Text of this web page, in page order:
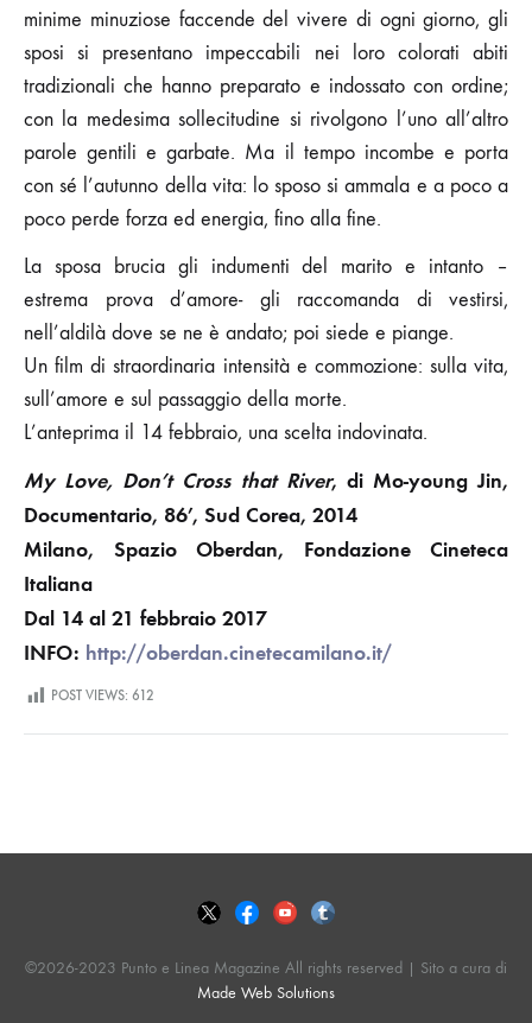
minime minuziose faccende del vivere di ogni giorno, gli
sposi si presentano impeccabili nei loro colorati abiti
tradizionali che hanno preparato e indossato con ordine;
con la medesima sollecitudine si rivolgono l’uno all’altro
parole gentili e garbate. Ma il tempo incombe e porta
con sé l’autunno della vita: lo sposo si ammala e a poco a
poco perde forza ed energia, fino alla fine.
La sposa brucia gli indumenti del marito e intanto –
estrema prova d’amore- gli raccomanda di vestirsi,
nell’aldilà dove se ne è andato; poi siede e piange.
Un film di straordinaria intensità e commozione: sulla vita,
sull’amore e sul passaggio della morte.
L’anteprima il 14 febbraio, una scelta indovinata.
My Love, Don’t Cross that River, di Mo-young Jin,
Documentario, 86’, Sud Corea, 2014
Milano, Spazio Oberdan, Fondazione Cineteca
Italiana
Dal 14 al 21 febbraio 2017
INFO: http://oberdan.cinetecamilano.it/
POST VIEWS: 612
©2026-2023 Punto e Linea Magazine All rights reserved | Sito a cura di
Made Web Solutions